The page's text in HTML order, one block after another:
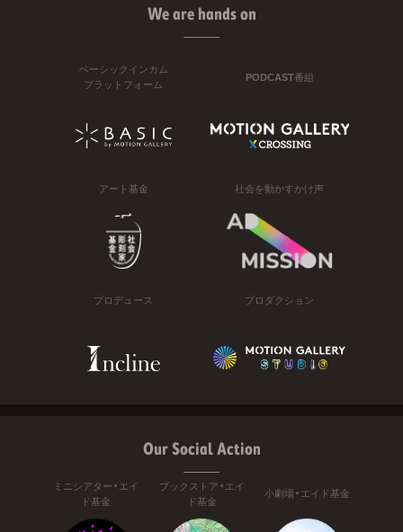
We are hands on
ベーシックインカム
プラットフォーム
PODCAST番組
アート基金 社会を動かすかけ声
プロデュース プロダクション
Our Social Action
ミニシアター・エイ
ド基金
ブックストア・エイ
ド基金
小劇場・エイド基金